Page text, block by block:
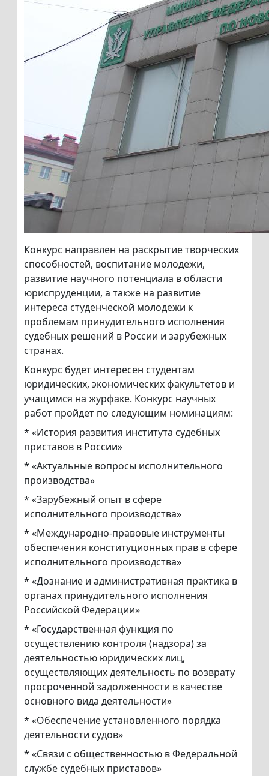
Конкурс направлен на раскрытие творческих
способностей, воспитание молодежи,
развитие научного потенциала в области
юриспруденции, а также на развитие
интереса студенческой молодежи к
проблемам принудительного исполнения
судебных решений в России и зарубежных
странах.
Конкурс будет интересен студентам
юридических, экономических факультетов и
учащимся на журфаке. Конкурс научных
работ пройдет по следующим номинациям:
* «История развития института судебных
приставов в России»
* «Актуальные вопросы исполнительного
производства»
* «Зарубежный опыт в сфере
исполнительного производства»
* «Международно-правовые инструменты
обеспечения конституционных прав в сфере
исполнительного производства»
* «Дознание и административная практика в
органах принудительного исполнения
Российской Федерации»
* «Государственная функция по
осуществлению контроля (надзора) за
деятельностью юридических лиц,
осуществляющих деятельность по возврату
просроченной задолженности в качестве
основного вида деятельности»
* «Обеспечение установленного порядка
деятельности судов»
* «Связи с общественностью в Федеральной
службе судебных приставов»